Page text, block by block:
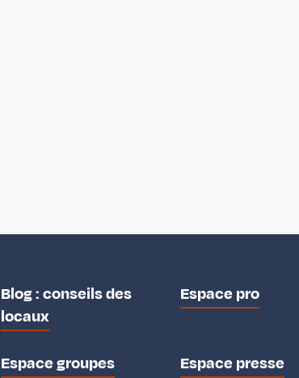
Blog : conseils des
locaux
Espace pro
Espace groupes Espace presse